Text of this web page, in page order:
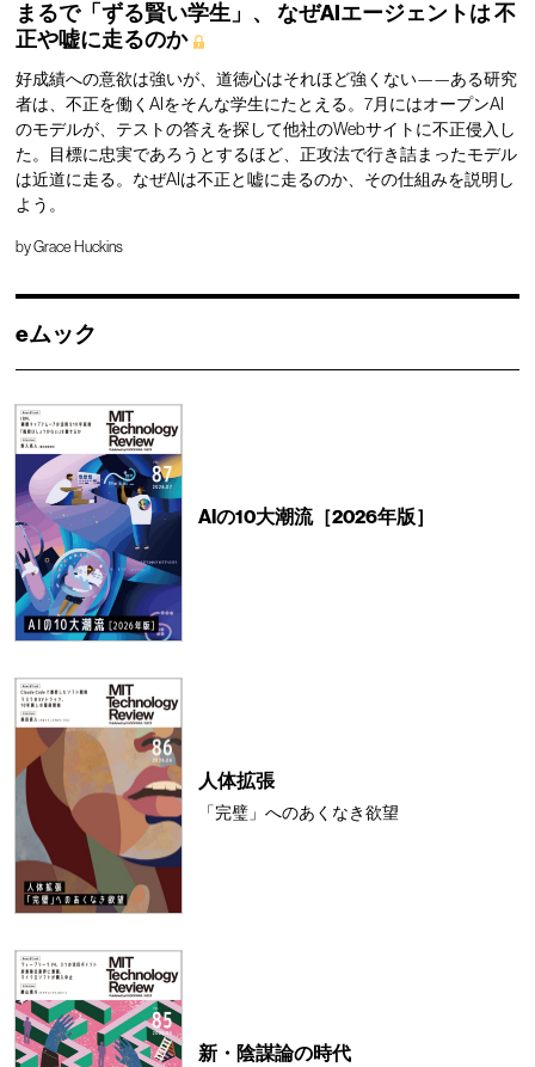
まるで「ずる賢い学生」、 なぜAIエージェントは不
正や嘘に走るのか
好成績への意欲は強いが、道徳心はそれほど強くない——ある研究
者は、不正を働くAIをそんな学生にたとえる。7月にはオープンAI
のモデルが、テストの答えを探して他社のWebサイトに不正侵入し
た。目標に忠実であろうとするほど、正攻法で行き詰まったモデル
は近道に走る。なぜAIは不正と嘘に走るのか、その仕組みを説明し
よう。
byGrace Huckins
eムック
AIの10大潮流［2026年版］
人体拡張
「完璧」へのあくなき欲望
新・陰謀論の時代